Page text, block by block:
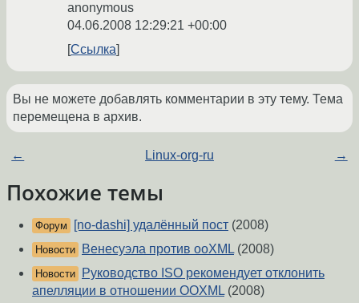
anonymous
04.06.2008 12:29:21 +00:00
Ссылка
Вы не можете добавлять комментарии в эту тему. Тема
перемещена в архив.
← Linux-org-ru →
Похожие темы
Форум [no-dashi] удалённый пост (2008)
Новости Венесуэла против ooXML (2008)
Новости
Руководство ISO рекомендует отклонить
апелляции в отношении OOXML (2008)